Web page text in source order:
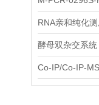
RNA亲和纯化测
酵母双杂交系统
Co-IP/Co-IP-MS